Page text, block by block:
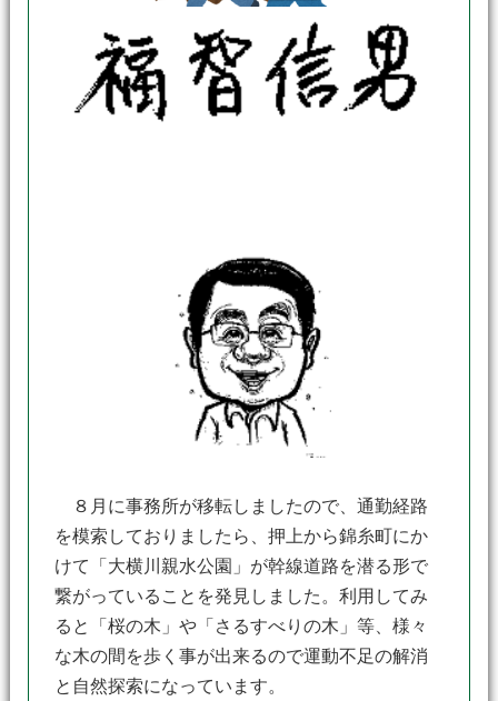
８月に事務所が移転しましたので、通勤経路
を模索しておりましたら、押上から錦糸町にか
けて「大横川親水公園」が幹線道路を潜る形で
繋がっていることを発見しました。利用してみ
ると「桜の木」や「さるすべりの木」等、様々
な木の間を歩く事が出来るので運動不足の解消
と自然探索になっています。